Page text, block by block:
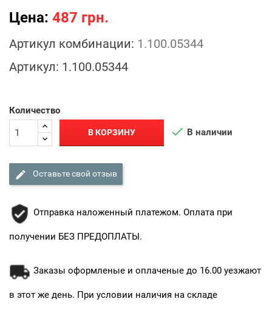
Цена: 487 грн.
Артикул комбинации: 1.100.05344
Артикул: 1.100.05344
Количество
В КОРЗИНУ  В наличии
Оставьте свой отзыв
Отправка наложенный платежом. Оплата при
получении БЕЗ ПРЕДОПЛАТЫ.
Заказы оформленые и оплаченые до 16.00 уезжают
в этот же день. При условии наличия на складе